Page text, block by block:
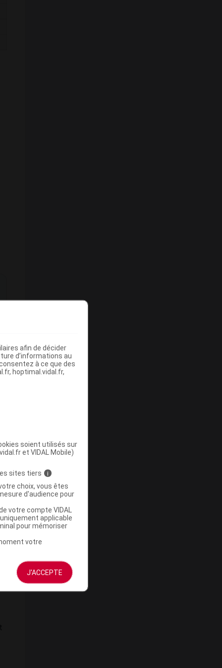
afin de décider
d’informations au
à ce que des
hoptimal.vidal.fr,
soient utilisés sur
et VIDAL Mobile)
sites tiers i
choix, vous êtes
d'audience pour
votre compte VIDAL
applicable
pour mémoriser
votre
J'ACCEPTE